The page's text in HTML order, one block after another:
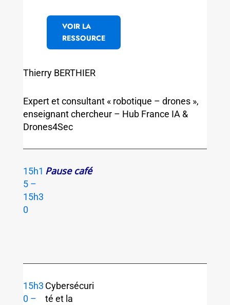
VOIR LA
RESSOURCE
Thierry BERTHIER
Expert et consultant « robotique – drones »,
enseignant chercheur – Hub France IA &
Drones4Sec
15h1
5 –
15h3
0
Pause café
15h3
0 –
Cybersécuri
té et la